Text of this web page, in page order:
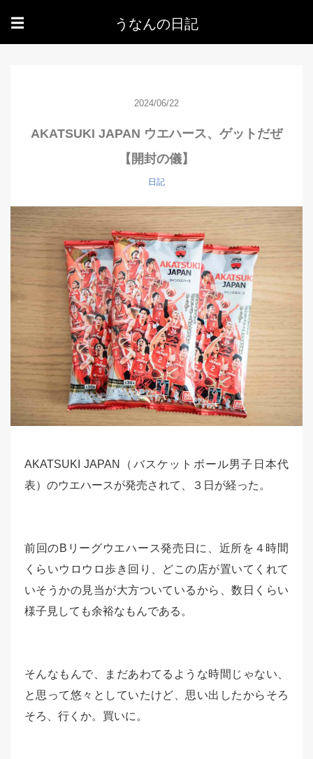
☰ うなんの日記
2024/06/22
AKATSUKI JAPAN ウエハース、ゲットだぜ
【開封の儀】
日記
AKATSUKI JAPAN（バスケットボール男子日本代
表）のウエハースが発売されて、３日が経った。
前回のBリーグウエハース発売日に、近所を４時間
くらいウロウロ歩き回り、どこの店が置いてくれて
いそうかの見当が大方ついているから、数日くらい
様子見しても余裕なもんである。
そんなもんで、まだあわてるような時間じゃない、
と思って悠々としていたけど、思い出したからそろ
そろ、行くか。買いに。